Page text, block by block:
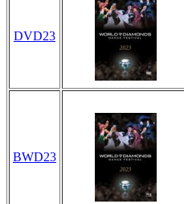
DVD23
BWD23